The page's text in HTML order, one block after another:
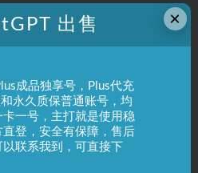
×
出售
成品独享号，Plus代充
永久质保普通账号，均
一号，主打就是使用稳
登，安全有保障，售后
联系我到，可直接下